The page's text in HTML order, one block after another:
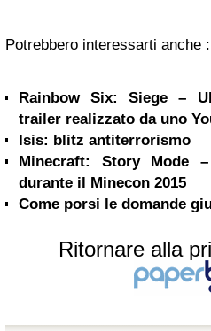
Potrebbero interessarti anche :
Rainbow Six: Siege –
trailer realizzato da uno
Isis: blitz antiterrorismo
Minecraft: Story Mode
durante il Minecon 2015
Come porsi le domande
Ritornare alla